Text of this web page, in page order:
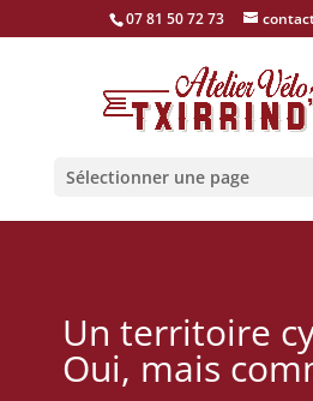
07 81 50 72 73
Sélectionner une page
Un territoire
Oui, mais